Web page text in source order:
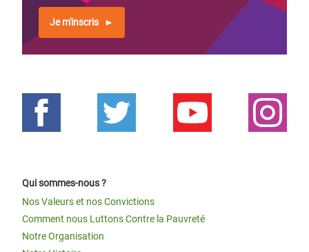
Je m'inscris
Qui sommes-nous ?
Nos Valeurs et nos Convictions
Comment nous Luttons Contre la Pauvreté
Notre Organisation